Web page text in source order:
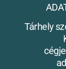
Tárhely